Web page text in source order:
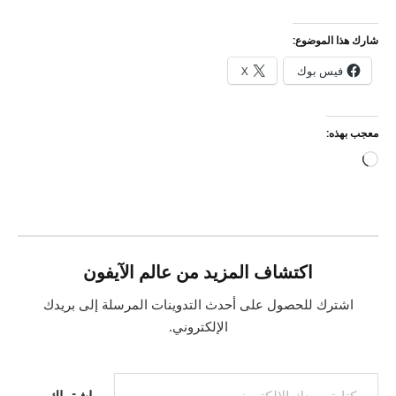
شارك هذا الموضوع:
فيس بوك X
معجب بهذه:
جاري
اكتشاف المزيد من عالم الآيفون
اشترك للحصول على أحدث التدوينات المرسلة إلى بريدك
الإلكتروني.
كتابة بريدك الإلكتروني...